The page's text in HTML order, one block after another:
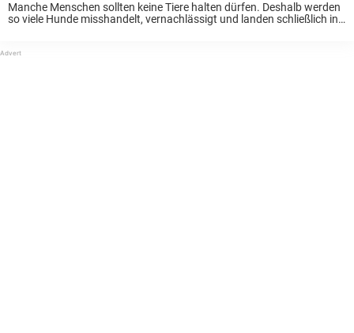
Manche Menschen sollten keine Tiere halten dürfen. Deshalb werden
so viele Hunde misshandelt, vernachlässigt und landen schließlich in